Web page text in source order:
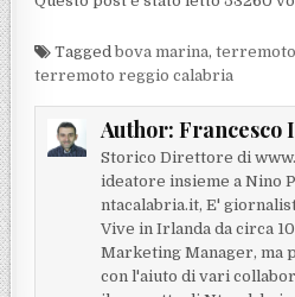
Taggedbova marina,
terremoto reggio calabria
Author: Francesco
Storico Direttore di
ideatore insieme a Nino
ntacalabria.it, E'
Vive in Irlanda da circa
Marketing Manager, ma
con l'aiuto di vari